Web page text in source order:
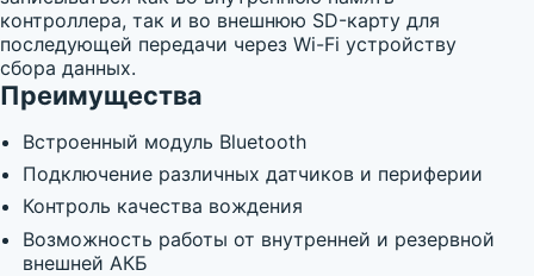
контроллера, так и во внешнюю SD-карту для
последующей передачи через Wi-Fi устройству
сбора данных.
Преимущества
Встроенный модуль Bluetooth
Подключение различных датчиков и периферии
Контроль качества вождения
Возможность работы от внутренней и резервной
внешней АКБ